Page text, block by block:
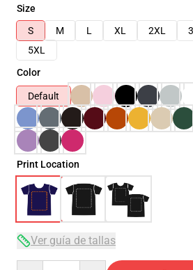
Size
S
M L XL 2XL
5XL
Color
Default
Print Location
Ver guía de tallas